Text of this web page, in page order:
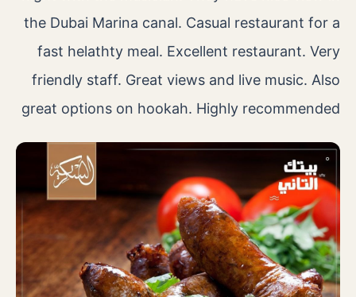
the Dubai Marina canal. Casual restaurant for a
fast helathty meal. Excellent restaurant. Very
friendly staff. Great views and live music. Also
great options on hookah. Highly recommended